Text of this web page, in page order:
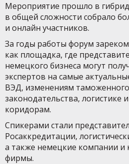
Мероприятие прошло в
в общей сложности собрало
и онлайн участников.
За годы работы форум
как площадка, где
немецкого бизнеса могут
экспертов на самые
ВЭД, изменениям таможенного
законодательства, логистике
коридорам.
Спикерами стали
Росаккредитации,
а также немецкие компании и
фирмы.